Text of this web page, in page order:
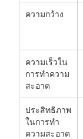
ความกว้าง
ความเร็วใน
การทําความ
สะอาด
ประสิทธิภาพ
ในการทํา
ความสะอาด